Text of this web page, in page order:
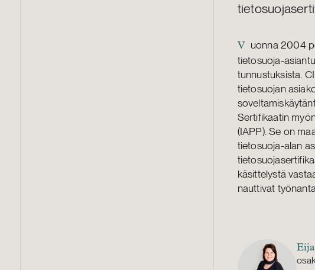
V uonna 2004
tietosuoja-
tunnustuksista.
tietosuojan
Sertifikaatin
(IAPP). Se on
tietosuoja-alan
käsittelystä
nauttivat